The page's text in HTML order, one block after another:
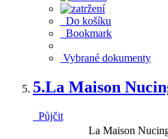
Do košíku
Bookmark
Vybrané dokumenty
5.La Maison
Půjčit
La Maison